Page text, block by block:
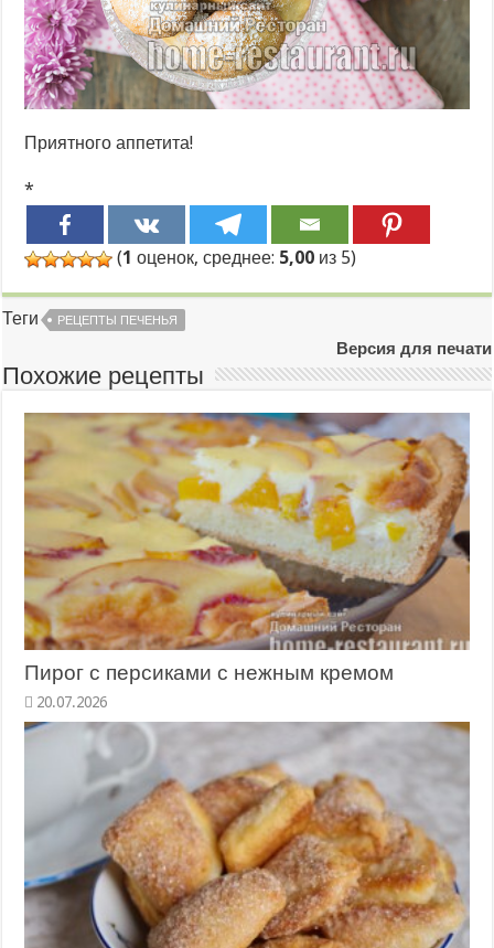
Приятного аппетита!
*
(1 оценок, среднее: 5,00 из 5)
Теги РЕЦЕПТЫ ПЕЧЕНЬЯ
Версия для печати
Похожие рецепты
Пирог с персиками с нежным кремом
20.07.2026